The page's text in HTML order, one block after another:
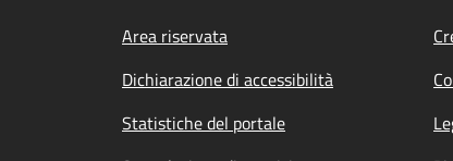
Footer menu
Area riservata
Dichiarazione di accessibilità
Statistiche del portale